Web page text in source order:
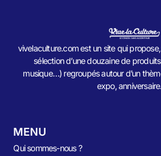
vivelaculture.com est un site qui
sélection d’une douzaine de
musique…) regroupés autour d’un
expo,
MENU
Qui sommes-nous ?